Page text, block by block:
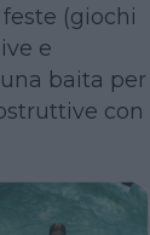
(giochi
e
baita per
con